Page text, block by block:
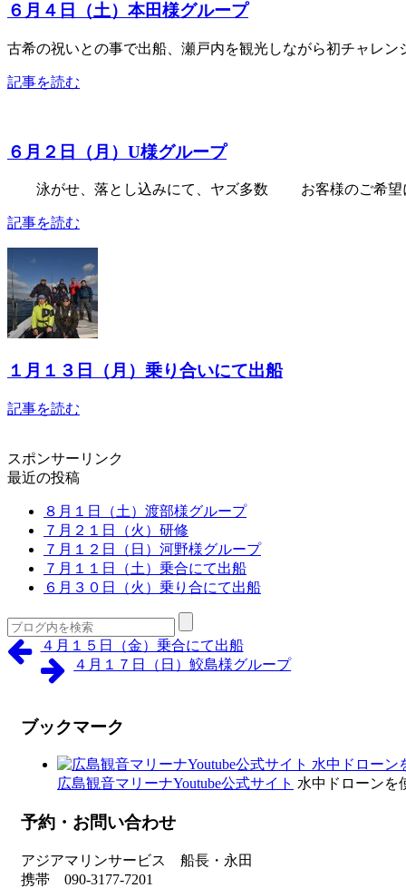
６月４日（土）本田様グループ
古希の祝いとの事で出船、瀬戸内を観光しながら初チャレ
記事を読む
６月２日（月）U様グループ
泳がせ、落とし込みにて、ヤズ多数 お客様のご希望に
記事を読む
１月１３日（月）乗り合いにて出船
記事を読む
スポンサーリンク
最近の投稿
８月１日（土）渡部様グループ
７月２１日（火）研修
７月１２日（日）河野様グループ
７月１１日（土）乗合にて出船
６月３０日（火）乗り合にて出船
４月１５日（金）乗合にて出船
４月１７日（日）鮫島様グループ
ブックマーク
広島観音マリーナYoutube公式サイト 水中ドローンを
予約・お問い合わせ
アジアマリンサービス 船長・永田
携帯 090-3177-7201